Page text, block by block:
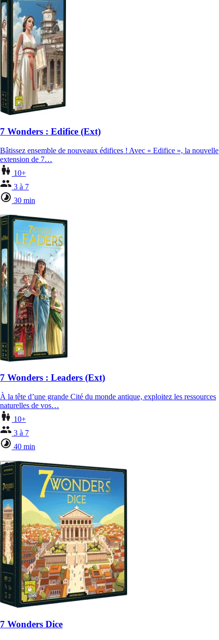
7 Wonders : Edifice (Ext)
Bâtissez ensemble de nouveaux édifices ! Avec « Edifice », la nouvelle
extension de 7…
10+
3 à 7
30 min
7 Wonders : Leaders (Ext)
À la tête d’une grande Cité du monde antique, exploitez les ressources
naturelles de vos…
10+
3 à 7
40 min
7 Wonders Dice